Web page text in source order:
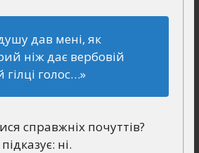
дав мені, як
ніж дає вербовій
гілці голос…»
справжніх почуттів?
ні.